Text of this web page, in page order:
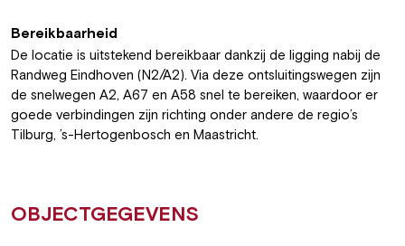
Bereikbaarheid
De locatie is uitstekend bereikbaar dankzij de ligging nabij de
Randweg Eindhoven (N2/A2). Via deze ontsluitingswegen zijn
de snelwegen A2, A67 en A58 snel te bereiken, waardoor er
goede verbindingen zijn richting onder andere de regio’s
Tilburg, ’s-Hertogenbosch en Maastricht.
OBJECTGEGEVENS